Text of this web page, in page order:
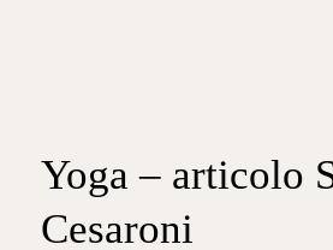
Yoga – articolo
Cesaroni